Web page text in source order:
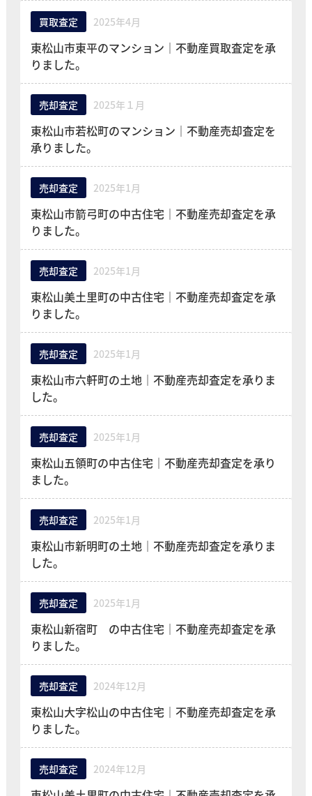
買取査定 2025年4月
東松山市東平のマンション｜不動産買取査定を承
りました。
売却査定 2025年１月
東松山市若松町のマンション｜不動産売却査定を
承りました。
売却査定 2025年1月
東松山市箭弓町の中古住宅｜不動産売却査定を承
りました。
売却査定 2025年1月
東松山美土里町の中古住宅｜不動産売却査定を承
りました。
売却査定 2025年1月
東松山市六軒町の土地｜不動産売却査定を承りま
した。
売却査定 2025年1月
東松山五領町の中古住宅｜不動産売却査定を承り
ました。
売却査定 2025年1月
東松山市新明町の土地｜不動産売却査定を承りま
した。
売却査定 2025年1月
東松山新宿町 の中古住宅｜不動産売却査定を承
りました。
売却査定 2024年12月
東松山大字松山の中古住宅｜不動産売却査定を承
りました。
売却査定 2024年12月